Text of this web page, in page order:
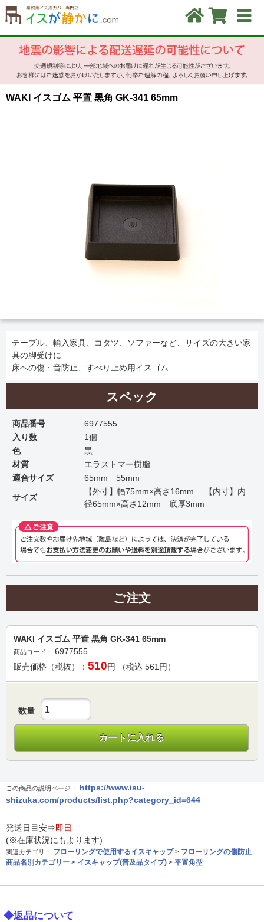
WAKI イスゴム 平置 黒角 GK-341 65mm
テーブル、輸入家具、コタツ、ソファーなど、サイズの大きい家
具の脚受けに
床への傷・音防止、すべり止め用イスゴム
スペック
商品番号
6977555
入り数
1個
色
黒
材質
エラストマー樹脂
適合サイズ
65mm 55mm
サイズ
【外寸】幅75mm×高さ16mm 【内寸】内
径65mm×高さ12mm 底厚3mm
ご注文
WAKI イスゴム 平置 黒角 GK-341 65mm
商品コード：
6977555
販売価格（税抜）： 510円 （税込 561 円）
数量
カートに入れる
この商品の説明ページ：
https://www.isu-
shizuka.com/products/list.php?category_id=644
発送日目安⇒即日
(※在庫状況にもよります)
関連カテゴリ： フローリングで使用するイスキャップ> フローリングの傷防止
商品名別カテゴリー > イスキャップ(普及品タイプ) > 平置角型
◆返品について